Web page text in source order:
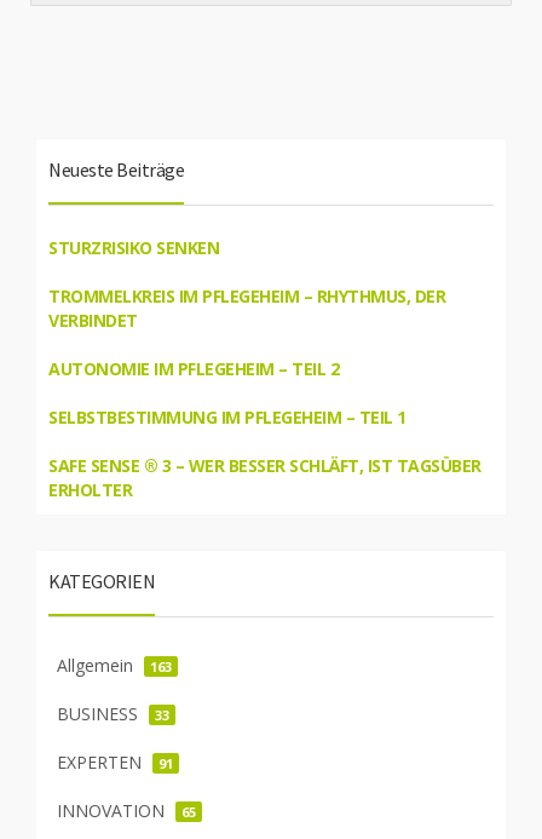
Neueste Beiträge
STURZRISIKO SENKEN
TROMMELKREIS IM PFLEGEHEIM – RHYTHMUS, DER
VERBINDET
AUTONOMIE IM PFLEGEHEIM – TEIL 2
SELBSTBESTIMMUNG IM PFLEGEHEIM – TEIL 1
SAFE SENSE ® 3 – WER BESSER SCHLÄFT, IST TAGSÜBER
ERHOLTER
KATEGORIEN
Allgemein 163
BUSINESS 33
EXPERTEN 91
INNOVATION 65